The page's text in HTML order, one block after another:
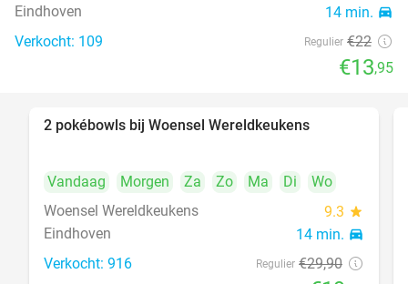
food
Eindhoven 14 min. directions_car
Verkocht: 109 Regulier €22
€13,95
2 pokébowls bij Woensel Wereldkeukens
Vandaag Morgen Za Zo Ma Di
Wo
Woensel Wereldkeukens
9.3 star
Eindhoven 14 min. directions_car
Verkocht: 916 Regulier €29,90